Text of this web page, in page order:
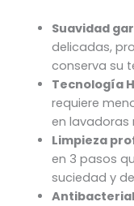
Suavidad
delicadas,
conserva su
Tecnología
requiere
en lavadoras
Limpieza
en 3 pasos
suciedad y